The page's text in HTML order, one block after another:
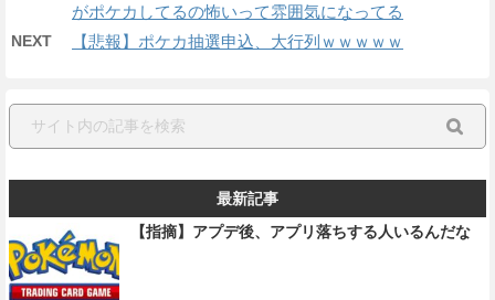
がポケカしてるの怖いって雰囲気になってる
NEXT 【悲報】ポケカ抽選申込、大行列ｗｗｗｗｗ
最新記事
【指摘】アプデ後、アプリ落ちする人いるんだな